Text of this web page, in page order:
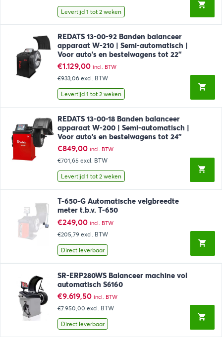
Levertijd 1 tot 2 weken
REDATS 13-00-92 Banden balanceer
apparaat W-210 | Semi-automatisch |
Voor auto’s en bestelwagens tot 22”
€1.129,00 incl. BTW
€933,06 excl. BTW
Levertijd 1 tot 2 weken
REDATS 13-00-18 Banden balanceer
apparaat W-200 | Semi-automatisch |
Voor auto’s en bestelwagens tot 24”
€849,00 incl. BTW
€701,65 excl. BTW
Levertijd 1 tot 2 weken
T-650-G Automatische velgbreedte
meter t.b.v. T-650
€249,00 incl. BTW
€205,79 excl. BTW
Direct leverbaar
SR-ERP280WS Balanceer machine vol
automatisch S6160
€9.619,50 incl. BTW
€7.950,00 excl. BTW
Direct leverbaar